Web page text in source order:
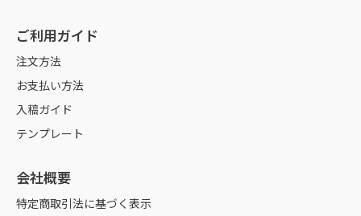
ご利用ガイド
注文方法
お支払い方法
入稿ガイド
テンプレート
会社概要
特定商取引法に基づく表示